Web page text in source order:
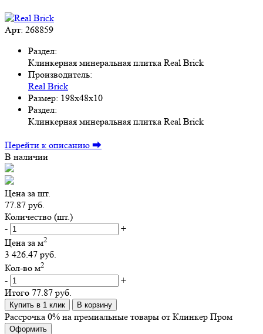
Арт: 268859
Раздел:
Клинкерная минеральная плитка Real Brick
Производитель:
Real Brick
Размер: 198х48х10
Раздел:
Клинкерная минеральная плитка Real Brick
Перейти к описанию ⮕
В наличии
Цена за шт.
77.87 руб.
Количество (шт.)
-
+
Цена за м2
3 426.47 руб.
Кол-во м2
-
+
Итого 77.87 руб.
Купить в 1 клик В корзину
Рассрочка 0% на премиальные товары от Клинкер Пром
Оформить